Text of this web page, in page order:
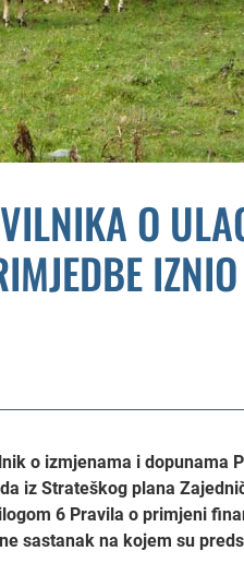
O
o izmjenama i dopunama
iz Strateškog plana
6 Pravila o primjeni
sastanak na kojem su